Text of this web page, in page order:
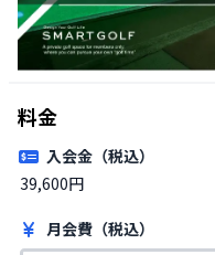
料金
入会金（税込）
39,600円
月会費（税込）